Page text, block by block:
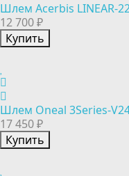
Шлем Acerbis LINEAR-
12 700 ₽
Купить
Шлем Oneal 3Series-
17 450 ₽
Купить